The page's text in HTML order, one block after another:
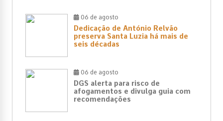
06 de agosto
Dedicação de António Relvão
preserva Santa Luzia há mais de
seis décadas
06 de agosto
DGS alerta para risco de
afogamentos e divulga guia com
recomendações